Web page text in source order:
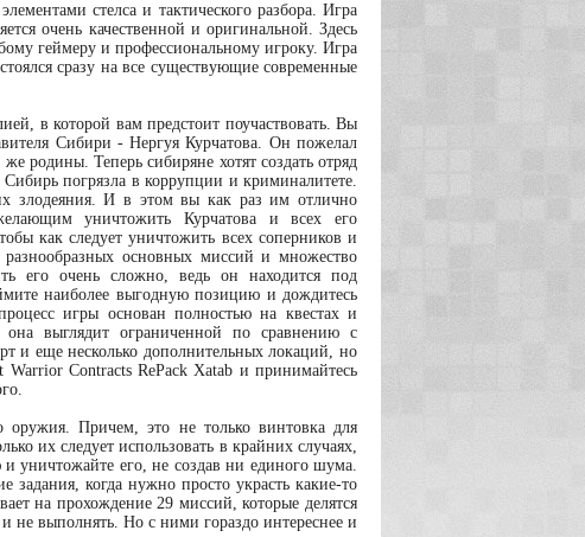
стелса и тактического разбора. Игра
очень качественной и оригинальной. Здесь
геймеру и профессиональному игроку. Игра
сразу на все существующие современные
в которой вам предстоит поучаствовать. Вы
Сибири - Нергуя Курчатова. Он пожелал
родины. Теперь сибиряне хотят создать отряд
погрязла в коррупции и криминалитете.
злодеяния. И в этом вы как раз им отлично
уничтожить Курчатова и всех его
как следует уничтожить всех соперников и
разнообразных основных миссий и множество
его очень сложно, ведь он находится под
наиболее выгодную позицию и дождитесь
игры основан полностью на квестах и
выглядит ограниченной по сравнению с
и еще несколько дополнительных локаций, но
Warrior Contracts RePack Xatab и принимайтесь
оружия. Причем, это не только винтовка для
их следует использовать в крайних случаях,
и уничтожайте его, не создав ни единого шума.
задания, когда нужно просто украсть какие-то
на прохождение 29 миссий, которые делятся
не выполнять. Но с ними гораздо интереснее и